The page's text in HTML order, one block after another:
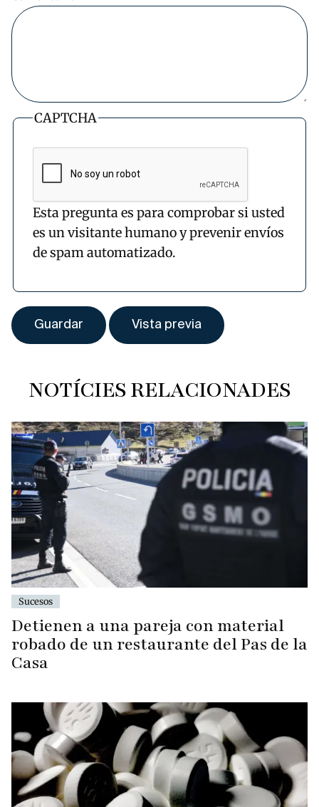
CAPTCHA
Esta pregunta es para comprobar si usted
es un visitante humano y prevenir envíos
de spam automatizado.
NOTÍCIES RELACIONADES
Sucesos
Detienen a una pareja con material
robado de un restaurante del Pas de la
Casa